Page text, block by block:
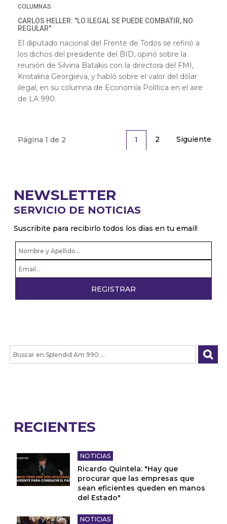
COLUMNAS
CARLOS HELLER: "LO ILEGAL SE PUEDE COMBATIR, NO
REGULAR"
El diputado nacional del Frente de Todos se refirió a
los dichos del presidente del BID, opinó sobre la
reunión de Silvina Batakis con la directora del FMI,
Kristalina Georgieva, y habló sobre el valor del dólar
ilegal, en su columna de Economía Política en el aire
de LA 990.
1 2 Siguiente
Página 1 de 2
NEWSLETTER
SERVICIO DE NOTICIAS
Suscribite para recibirlo todos los dias en tu email!
RECIENTES
NOTICIAS
Ricardo Quintela: "Hay que
procurar que las empresas que
sean eficientes queden en manos
del Estado"
NOTICIAS